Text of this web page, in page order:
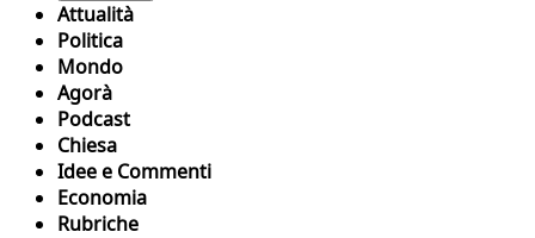
Attualità
Politica
Mondo
Agorà
Podcast
Chiesa
Idee e Commenti
Economia
Rubriche